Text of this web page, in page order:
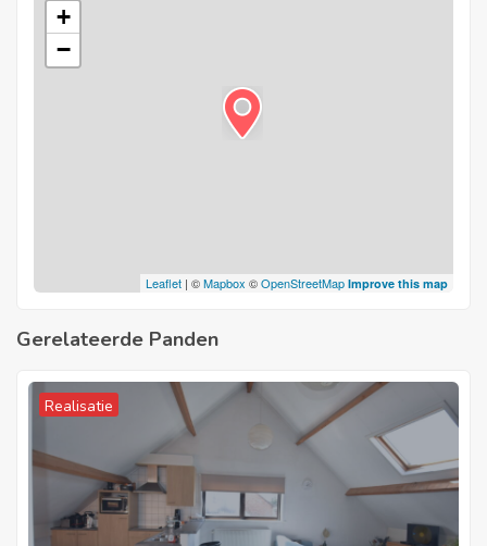
+
−
Leaflet | ©Mapbox ©OpenStreetMap Improve this map
Gerelateerde Panden
Realisatie